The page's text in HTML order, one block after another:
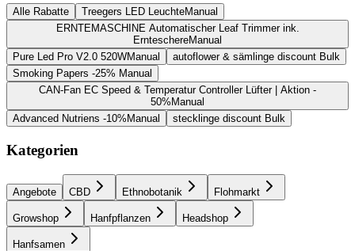
Alle Rabatte Treegers LED LeuchteManual
ERNTEMASCHINE Automatischer Leaf Trimmer ink.
ErnteschereManual
Pure Led Pro V2.0 520WManual autoflower & sämlinge discount Bulk
Smoking Papers -25% Manual
CAN-Fan EC Speed & Temperatur Controller Lüfter | Aktion -
50% Manual
Advanced Nutriens -10% Manual stecklinge discount Bulk
Kategorien
Angebote CBD Ethnobotanik Flohmarkt
Growshop Hanfpflanzen Headshop
Hanfsamen